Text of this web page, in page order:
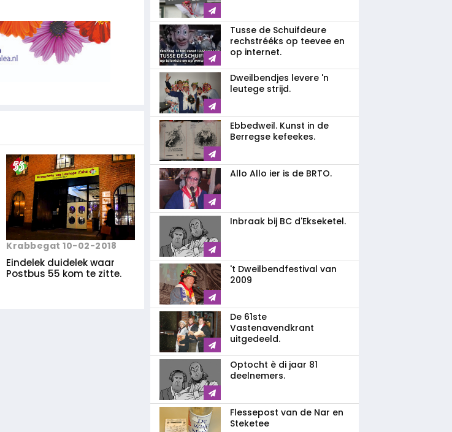
Krabbegat 10-02-2018
Eindelek duidelek waar
Postbus 55 kom te zitte.
Tusse de Schuifdeure
rechstrééks op teevee en
op internet.
Dweilbendjes levere 'n
leutege strijd.
Ebbedweil. Kunst in de
Berregse kefeekes.
Allo Allo ier is de BRTO.
Inbraak bij BC d'Ekseketel.
't Dweilbendfestival van
2009
De 61ste
Vastenavendkrant
uitgedeeld.
Optocht è di jaar 81
deelnemers.
Flessepost van de Nar en
Steketee